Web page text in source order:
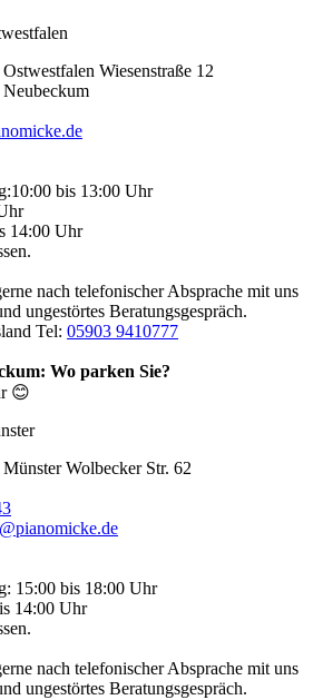
Wiesenstraße 12
10:00 bis 13:00 Uhr
14:00 Uhr
nach telefonischer Absprache mit uns
ungestörtes Beratungsgespräch.
Tel: 05903 9410777
Wo parken Sie?
😊
Wolbecker Str. 62
15:00 bis 18:00 Uhr
14:00 Uhr
nach telefonischer Absprache mit uns
ungestörtes Beratungsgespräch.